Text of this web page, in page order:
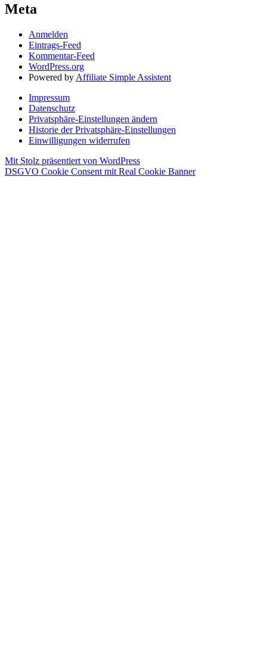
Meta
Anmelden
Eintrags-Feed
Kommentar-Feed
WordPress.org
Powered by Affiliate Simple Assistent
Impressum
Datenschutz
Privatsphäre-Einstellungen ändern
Historie der Privatsphäre-Einstellungen
Einwilligungen widerrufen
Mit Stolz präsentiert von WordPress
DSGVO Cookie Consent mit Real Cookie Banner